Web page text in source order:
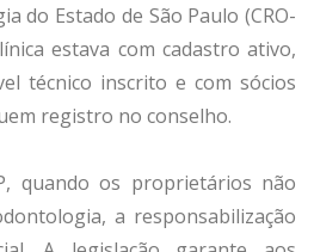
do Estado de São Paulo (CRO-
estava com cadastro ativo,
técnico inscrito e com sócios
registro no conselho.
quando os proprietários não
a responsabilização